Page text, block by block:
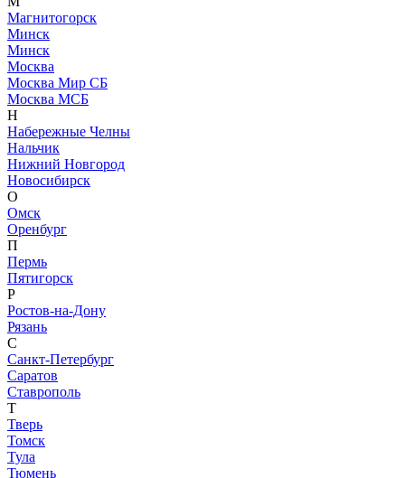
Магнитогорск
Минск
Минск
Москва
Москва Мир СБ
Москва МСБ
Н
Набережные Челны
Нальчик
Нижний Новгород
Новосибирск
О
Омск
Оренбург
П
Пермь
Пятигорск
Р
Ростов-на-Дону
Рязань
С
Санкт-Петербург
Саратов
Ставрополь
Т
Тверь
Томск
Тула
Тюмень